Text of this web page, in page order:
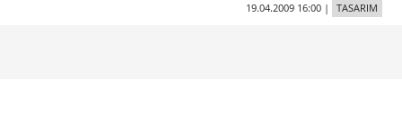
19.04.2009 16:00| TASARIM